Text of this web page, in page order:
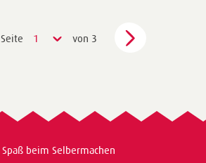
Seite 1 von 3
Spaß beim Selbermachen